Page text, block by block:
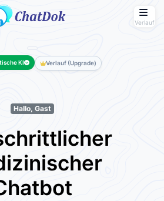
Verlauf
KI Verlauf (Upgrade)
Hallo, Gast